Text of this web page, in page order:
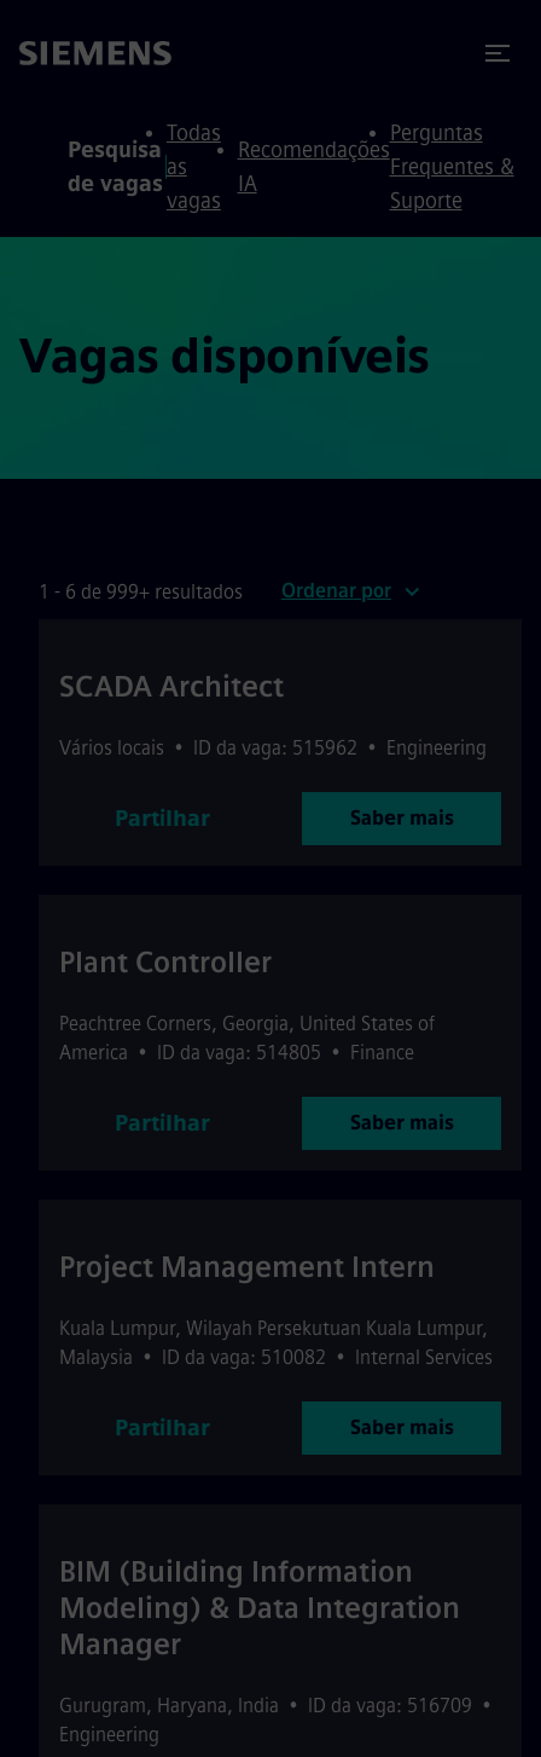
Pesquisa
de vagas
Todas
as
vagas
Recomendações
IA
Perguntas
Frequentes &
Suporte
Vagas disponíveis
1 - 6 de 999+ resultados Ordenar por
SCADA Architect
Vários locais • ID da vaga: 515962 • Engineering
Partilhar Saber mais
Plant Controller
Peachtree Corners, Georgia, United States of
America • ID da vaga: 514805 • Finance
Partilhar Saber mais
Project Management Intern
Kuala Lumpur, Wilayah Persekutuan Kuala Lumpur,
Malaysia • ID da vaga: 510082 • Internal Services
Partilhar Saber mais
BIM (Building Information
Modeling) & Data Integration
Manager
Gurugram, Haryana, India • ID da vaga: 516709 •
Engineering